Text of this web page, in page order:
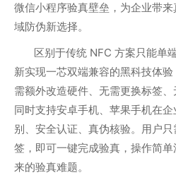
微信小程序验真壁垒，为企业带
域防伪新选择。
区别于传统 NFC 方案只能单端
新实现一芯双端兼容的黑科技体
需额外改造硬件、无需更换标签
同时支持安卓手机、苹果手机在
别、安全认证、真伪核验。用户
签，即可一键完成验真，操作简
来的验真难题。